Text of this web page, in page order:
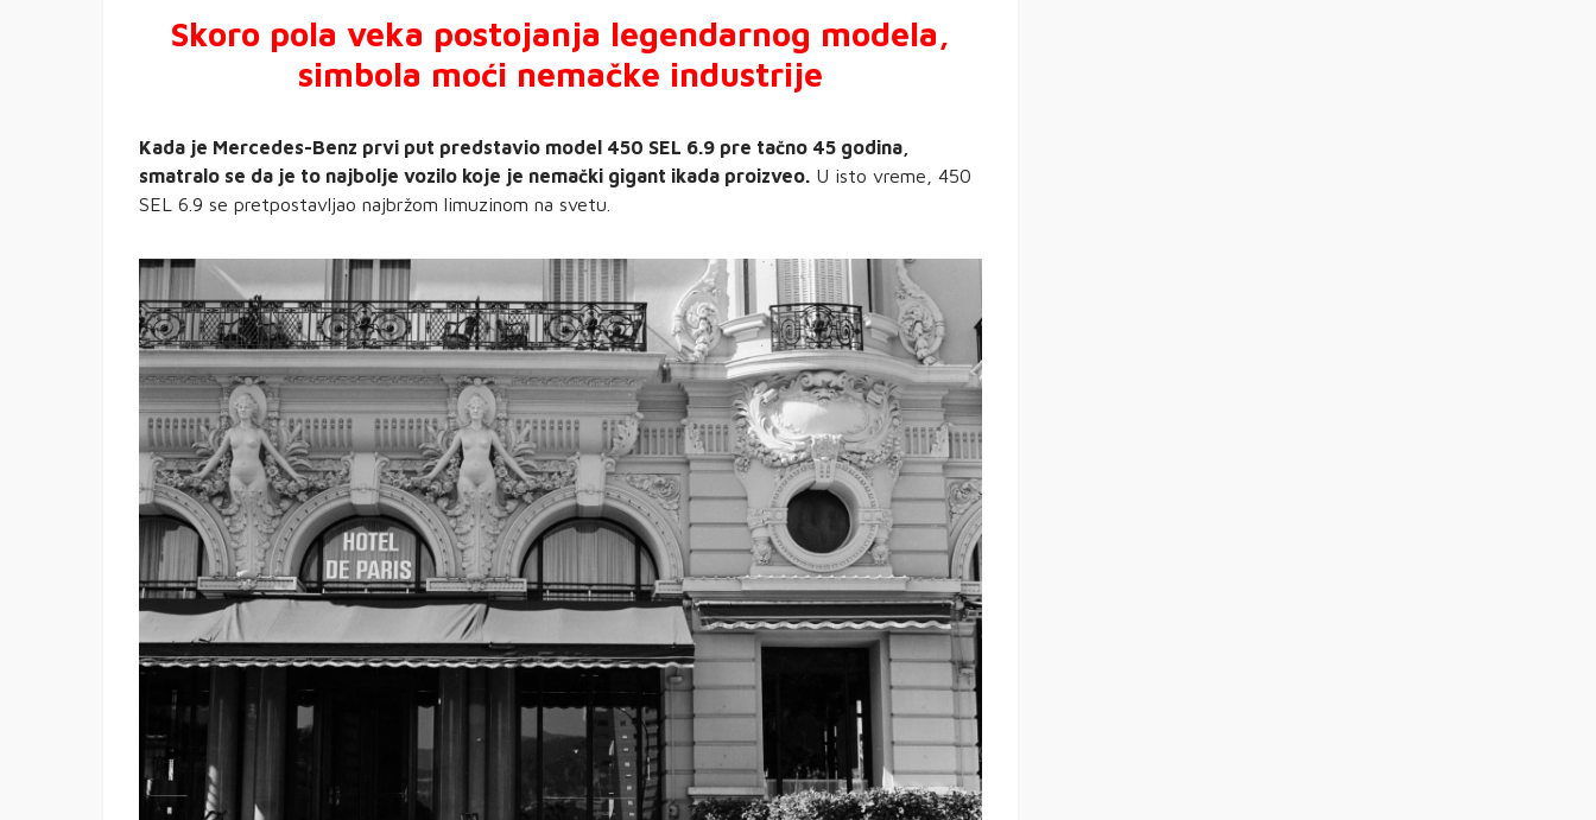
Skoro pola veka postojanja legendarnog modela,
simbola moći nemačke industrije
Kada je Mercedes-Benz prvi put predstavio model 450 SEL 6.9 pre tačno 45 godina,
smatralo se da je to najbolje vozilo koje je nemački gigant ikada proizveo. U isto vreme, 450
SEL 6.9 se pretpostavljao najbržom limuzinom na svetu.